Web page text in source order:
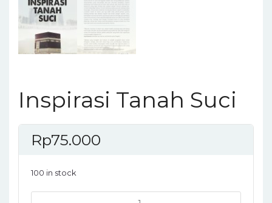
Inspirasi Tanah Suci
Rp75.000
100 in stock